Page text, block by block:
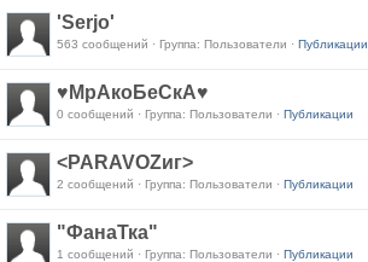
'Serjo'
563 сообщений · Группа: Пользователи · Публикации
♥МрАкоБеСкА♥
0 сообщений · Группа: Пользователи · Публикации
<PARAVOZиг>
2 сообщений · Группа: Пользователи · Публикации
"ФанаТка"
1 сообщений · Группа: Пользователи · Публикации